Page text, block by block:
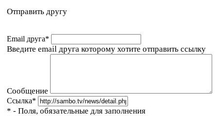
Отправить другу
Email друга*
Введите email друга которому хотите отправить ссылку
Сообщение
Ссылка*
* - Поля, обязательные для заполнения